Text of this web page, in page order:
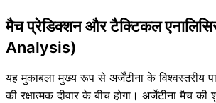
मैच प्रेडिक्शन और टैक्टिकल
Analysis)
यह मुकाबला मुख्य रूप से अर्जेंटीना के विश्वस्तरीय
की रक्षात्मक दीवार के बीच होगा। अर्जेंटीना मैच